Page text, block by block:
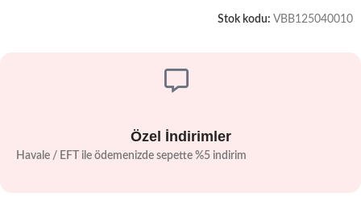
Stok kodu: VBB125040010
Özel İndirimler
Havale / EFT ile ödemenizde sepette %5 indirim